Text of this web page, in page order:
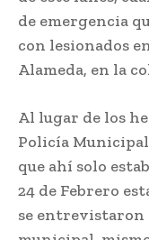
de emergencia
con lesionados
Alameda, en la
Al lugar de los
Policía
que ahí solo
24 de Febrero
se entrevistaron